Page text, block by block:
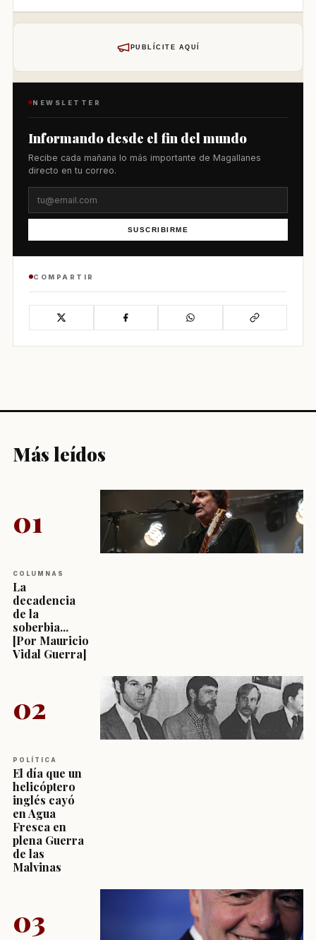
PUBLÍCITE AQUÍ
NEWSLETTER
Informando desde el fin del mundo
Recibe cada mañana lo más importante de Magallanes
directo en tu correo.
SUSCRIBIRME
COMPARTIR
Más leídos
01
COLUMNAS
La
decadencia
de la
soberbia...
[Por Mauricio
Vidal Guerra]
02
POLÍTICA
El día que un
helicóptero
inglés cayó
en Agua
Fresca en
plena Guerra
de las
Malvinas
03